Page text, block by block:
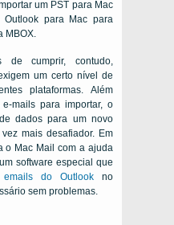
um PST para Mac
para Mac para
MBOX.
de cumprir, contudo,
um certo nível de
plataformas. Além
mails para importar, o
dados para um novo
mais desafiador. Em
o Mac Mail com a ajuda
software especial que
emails do Outlook no
sem problemas.